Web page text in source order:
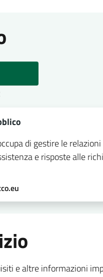
di gestire le
e risposte alle
e altre informazioni